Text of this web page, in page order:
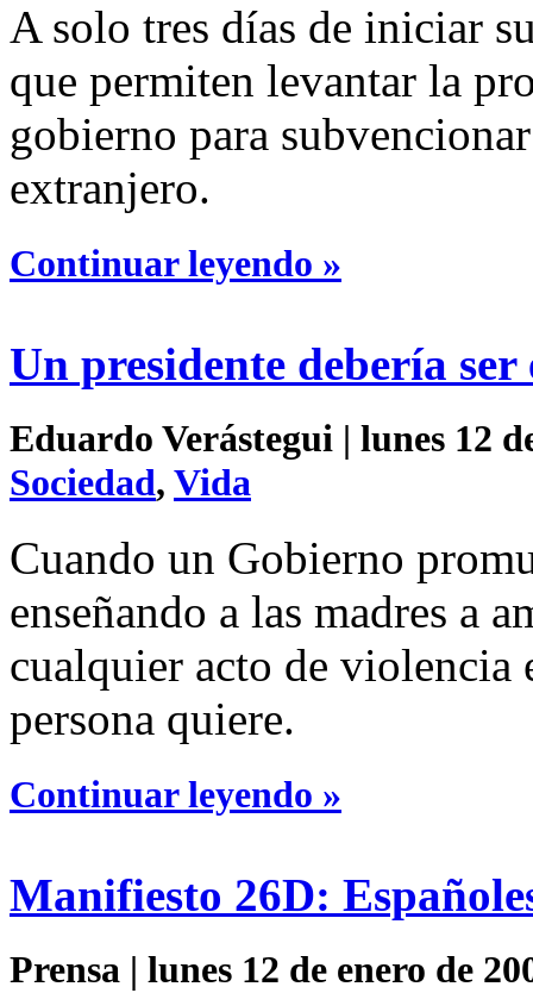
A solo tres días de iniciar
que permiten levantar la
gobierno para
extranjero.
Continuar leyendo »
Un presidente debería
Eduardo Verástegui | lunes 12
Sociedad, Vida
Cuando un Gobierno
enseñando a las madres a
cualquier acto de violencia
persona quiere.
Continuar leyendo »
Manifiesto 26D:
Prensa | lunes 12 de enero de